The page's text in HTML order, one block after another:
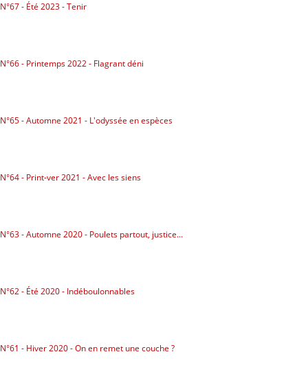
N°67 - Été 2023 - Tenir
N°66 - Printemps 2022 - Flagrant déni
N°65 - Automne 2021 - L'odyssée en espèces
N°64 - Print-ver 2021 - Avec les siens
N°63 - Automne 2020 - Poulets partout, justice...
N°62 - Été 2020 - Indéboulonnables
N°61 - Hiver 2020 - On en remet une couche ?